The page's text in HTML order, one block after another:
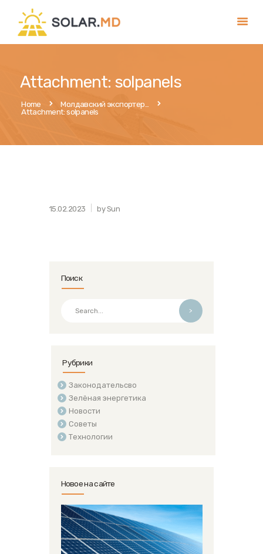
Attachment: solpanels
Home
Молдавский экспортер...
Attachment: solpanels
Главная
Магазин
15.02.2023 by Sun
Поиск
>
Рубрики
Законодательсво
Зелёная энергетика
Новости
Советы
Технологии
Новое на сайте